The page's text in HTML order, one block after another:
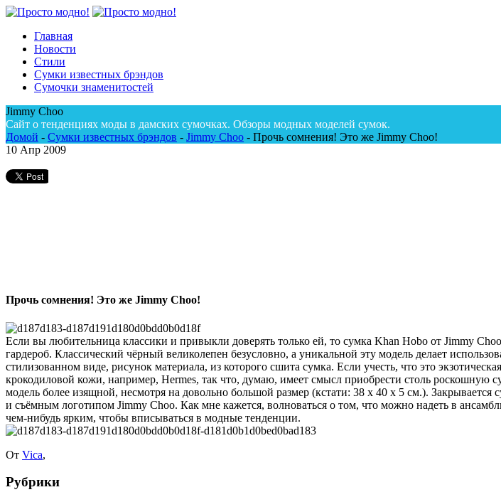
Главная
Новости
Стили
Сумки известных брэндов
Сумочки знаменитостей
Jimmy Choo
Сайт о тенденциях моды в дамских сумочках. Обзоры модных моделей сумок.
Домой - Сумки известных брэндов - Jimmy Choo - Прочь сомнения! Это же Jimmy Choo!
10 Апр 2009
Прочь сомнения! Это же Jimmy Choo!
Если вы любительница классики и привыкли доверять только ей, то сумка Khan Hobo от Jimmy
гардероб. Классический чёрный великолепен безусловно, а уникальной эту модель делает
стилизованном виде, рисунок материала, из которого сшита сумка. Если учесть, что это
крокодиловой кожи, например, Hermes, так что, думаю, имеет смысл приобрести столь роскошную
модель более изящной, несмотря на довольно большой размер (кстати: 38 х 40 х 5 см.).
и съёмным логотипом Jimmy Choo. Как мне кажется, волноваться о том, что можно надеть в
чем-нибудь ярким, чтобы вписываться в модные тенденции.
От Vica,
Рубрики